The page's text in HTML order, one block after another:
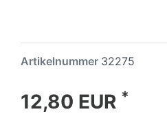
Artikelnummer 32275
12,80 EUR *